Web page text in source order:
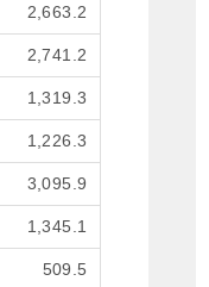
2,663.2
2,741.2
1,319.3
1,226.3
3,095.9
1,345.1
509.5